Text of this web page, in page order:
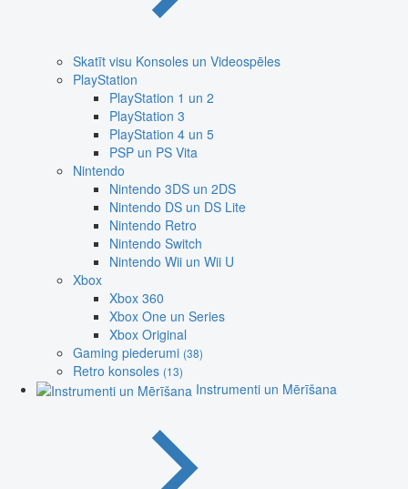
Skatīt visu Konsoles un Videospēles
PlayStation
PlayStation 1 un 2
PlayStation 3
PlayStation 4 un 5
PSP un PS Vita
Nintendo
Nintendo 3DS un 2DS
Nintendo DS un DS Lite
Nintendo Retro
Nintendo Switch
Nintendo Wii un Wii U
Xbox
Xbox 360
Xbox One un Series
Xbox Original
Gaming piederumi (38)
Retro konsoles (13)
Instrumenti un Mērīšana